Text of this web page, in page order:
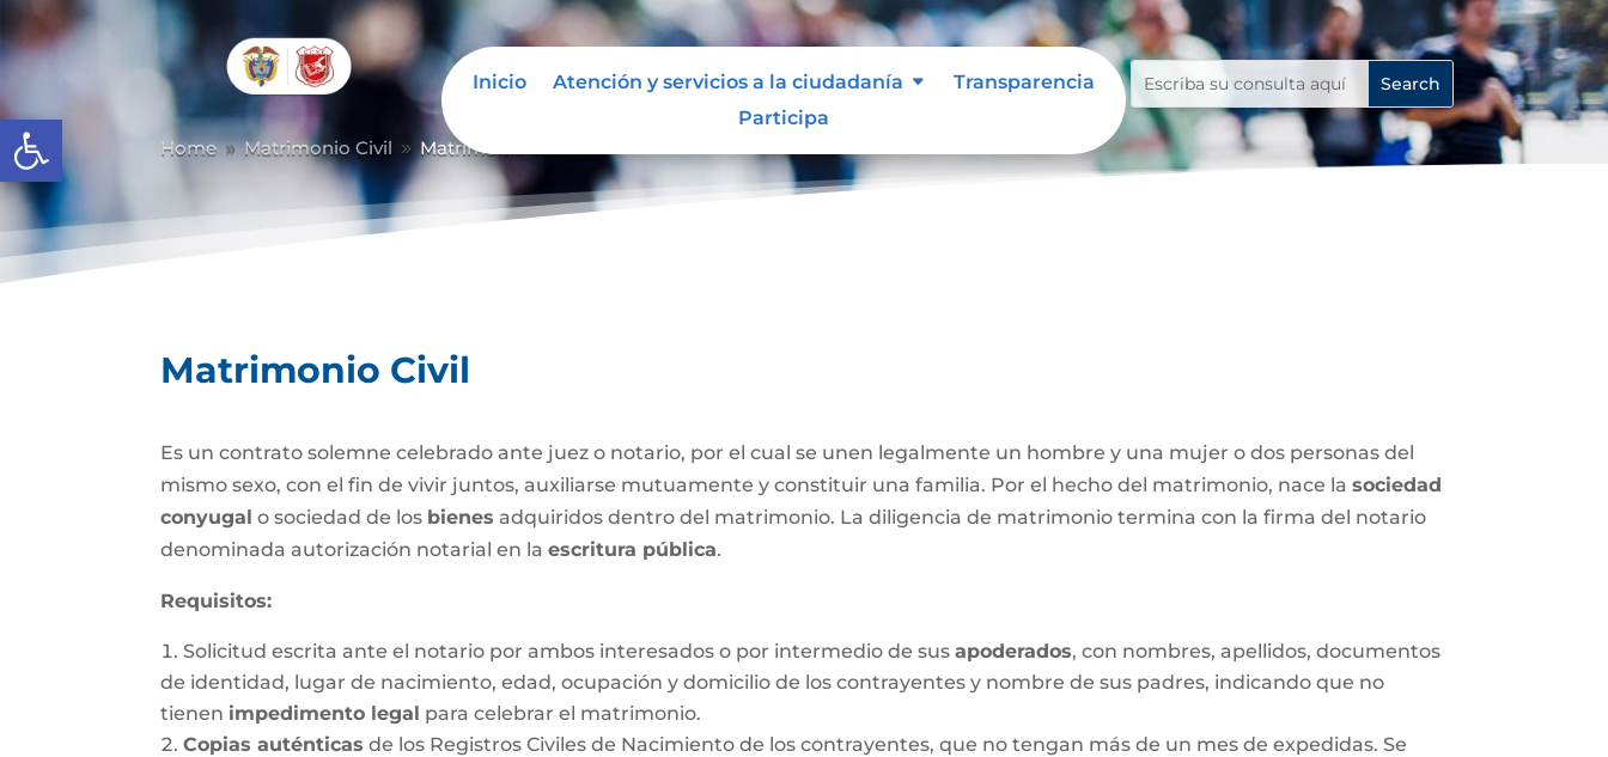
Abrir barra de herramientas
Inicio Atención y servicios a la ciudadanía
Transparencia
Participa
Home 9 Matrimonio Civil 9 Matrimonio Civil
Matrimonio Civil
Es un contrato solemne celebrado ante juez o notario, por el cual se unen legalmente un hombre y una mujer o dos personas del
mismo sexo, con el fin de vivir juntos, auxiliarse mutuamente y constituir una familia. Por el hecho del matrimonio, nace lasociedad
conyugal o sociedad de los bienes adquiridos dentro del matrimonio. La diligencia de matrimonio termina con la firma del notario
denominada autorización notarial en laescritura pública.
Requisitos:
Solicitud escrita ante el notario por ambos interesados o por intermedio de susapoderados, con nombres, apellidos, documentos
de identidad, lugar de nacimiento, edad, ocupación y domicilio de los contrayentes y nombre de sus padres, indicando que no
tienen impedimento legal para celebrar el matrimonio.
Copias auténticas de los Registros Civiles de Nacimiento de los contrayentes, que no tengan más de un mes de expedidas. Se